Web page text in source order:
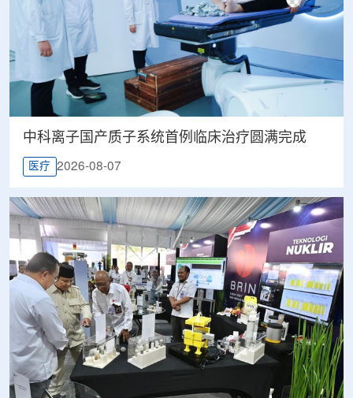
中科离子国产质子系统首例临床治疗圆满完成
医疗 2026-08-07